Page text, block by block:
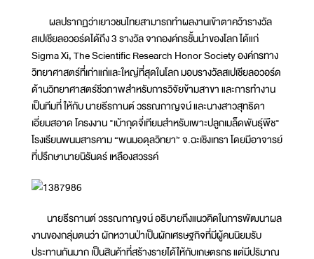
ผลปรากฏว่าเยาวชนไทยสามารถทำผลงานเข้าตาคว้ารางวัล
สเปเชียลอวอร์ดได้ถึง 3 รางวัล จากองค์กรชั้นนำของโลก ได้แก่
Sigma Xi, The Scientific Research Honor Society องค์กรทาง
วิทยาศาสตร์ที่เก่าแก่และใหญ่ที่สุดในโลก มอบรางวัลสเปเชียลอวอร์ด
ด้านวิทยาศาสตร์ชีวภาพสำหรับการวิจัยข้ามสาขา และการทำงาน
เป็นทีมที่ ให้กับ นายธีรกานต์ วรรณกาญจน์ และนางสาวสุทธิดา
เอี่ยมสอาด โครงงาน "เบ้ากุดจี่เทียมสำหรับเพาะปลูกเมล็ดพันธุ์พืช"
โรงเรียนพนมสารคาม “พนมอดุลวิทยา” จ.ฉะเชิงเทรา โดยมีอาจารย์
ที่ปรึกษานายนิรันดร์ เหลืองสวรรค์
นายธีรกานต์ วรรณกาญจน์ อธิบายถึงแนวคิดในการพัฒนาผล
งานของกลุ่มตนว่า ผักหวานป่าเป็นผักเศรษฐกิจที่มีผู้คนนิยมรับ
ประทานกันมาก เป็นสินค้าที่สร้างรายได้ให้กับเกษตรกร แต่มีปริมาณ